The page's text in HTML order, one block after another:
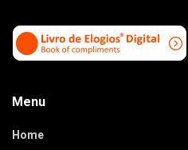
Menu
Home